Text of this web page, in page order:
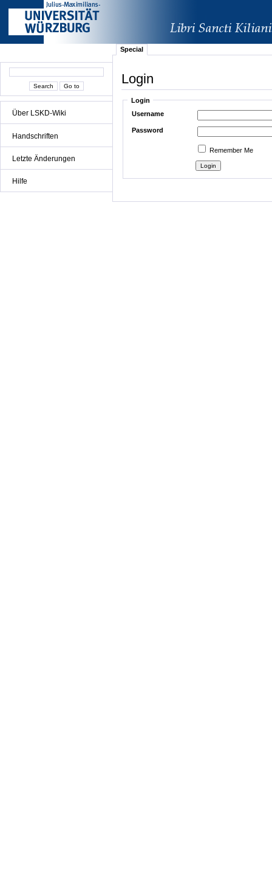
Über LSKD-Wiki
Handschriften
Letzte Änderungen
Hilfe
Special
Login
Login
Username
Password
Remember Me